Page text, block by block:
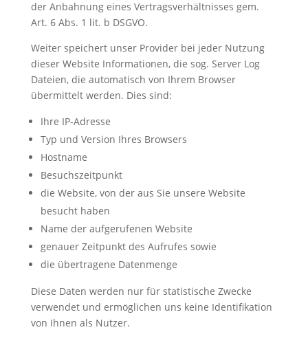
der Anbahnung eines Vertragsverhältnisses gem.
Art. 6 Abs. 1 lit. b DSGVO.
Weiter speichert unser Provider bei jeder Nutzung
dieser Website Informationen, die sog. Server Log
Dateien, die automatisch von Ihrem Browser
übermittelt werden. Dies sind:
Ihre IP-Adresse
Typ und Version Ihres Browsers
Hostname
Besuchszeitpunkt
die Website, von der aus Sie unsere Website
besucht haben
Name der aufgerufenen Website
genauer Zeitpunkt des Aufrufes sowie
die übertragene Datenmenge
Diese Daten werden nur für statistische Zwecke
verwendet und ermöglichen uns keine Identifikation
von Ihnen als Nutzer.